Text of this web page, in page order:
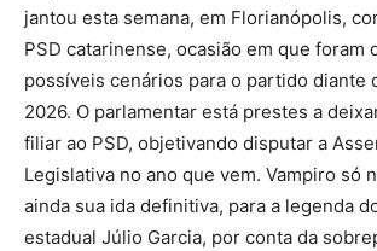
jantou esta semana, em Florianópolis,
PSD catarinense, ocasião em que foram
possíveis cenários para o partido diante
2026. O parlamentar está prestes a
filiar ao PSD, objetivando disputar a
Legislativa no ano que vem. Vampiro só
ainda sua ida definitiva, para a legenda
estadual Júlio Garcia, por conta da